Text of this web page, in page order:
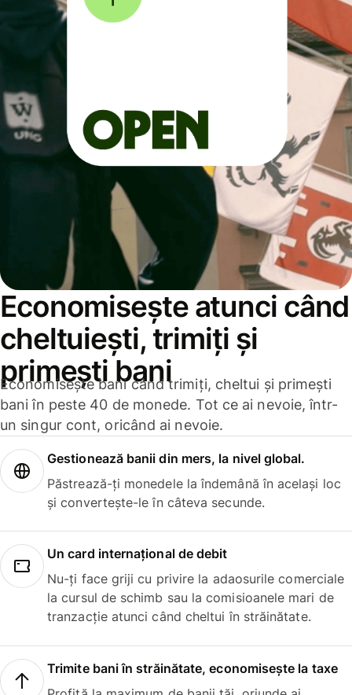
Economisește atunci când
cheltuiești, trimiți și
primești bani
Economisește bani când trimiți, cheltui și primești
bani în peste 40 de monede. Tot ce ai nevoie, într-
un singur cont, oricând ai nevoie.
Gestionează banii din mers, la nivel global.
Păstrează-ți monedele la îndemână în același loc
și convertește-le în câteva secunde.
Un card internațional de debit
Nu-ți face griji cu privire la adaosurile comerciale
la cursul de schimb sau la comisioanele mari de
tranzacție atunci când cheltui în străinătate.
Trimite bani în străinătate, economisește la taxe